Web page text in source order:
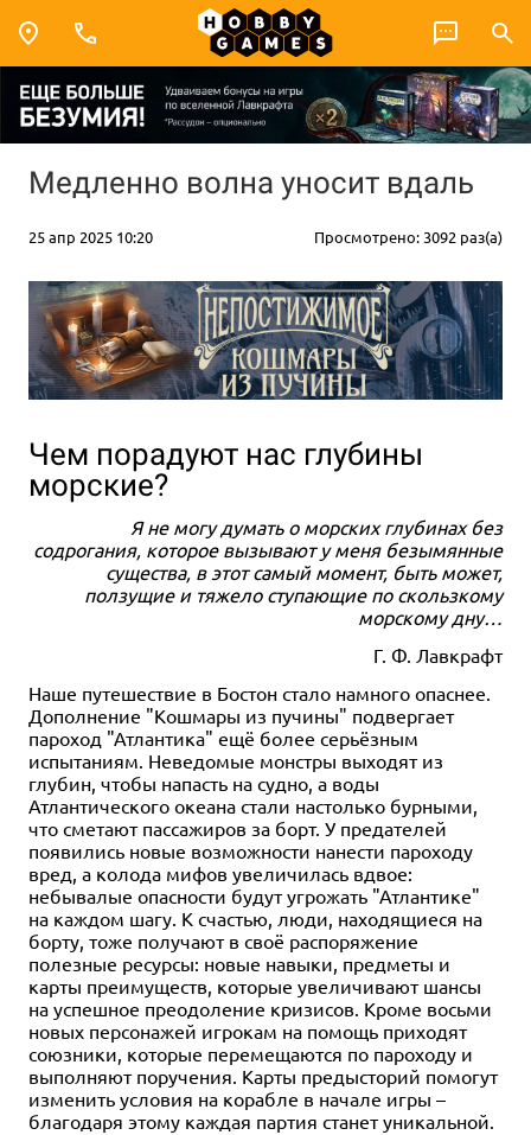
Медленно волна уносит вдаль
25 апр 2025 10:20 Просмотрено: 3092 раз(а)
Чем порадуют нас глубины
морские?
Я не могу думать о морских глубинах без
содрогания, которое вызывают у меня безымянные
существа, в этот самый момент, быть может,
ползущие и тяжело ступающие по скользкому
морскому дну…
Г. Ф. Лавкрафт
Наше путешествие в Бостон стало намного опаснее.
Дополнение "Кошмары из пучины" подвергает
пароход "Атлантика" ещё более серьёзным
испытаниям. Неведомые монстры выходят из
глубин, чтобы напасть на судно, а воды
Атлантического океана стали настолько бурными,
что сметают пассажиров за борт. У предателей
появились новые возможности нанести пароходу
вред, а колода мифов увеличилась вдвое:
небывалые опасности будут угрожать "Атлантике"
на каждом шагу. К счастью, люди, находящиеся на
борту, тоже получают в своё распоряжение
полезные ресурсы: новые навыки, предметы и
карты преимуществ, которые увеличивают шансы
на успешное преодоление кризисов. Кроме восьми
новых персонажей игрокам на помощь приходят
союзники, которые перемещаются по пароходу и
выполняют поручения. Карты предысторий помогут
изменить условия на корабле в начале игры –
благодаря этому каждая партия станет уникальной.